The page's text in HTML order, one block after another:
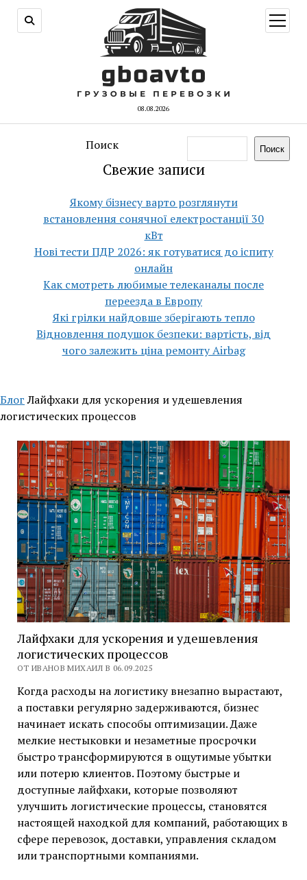
08.08.2026
меню
Поиск Поиск
Свежие записи
Якому бізнесу варто розглянути
встановлення сонячної електростанції 30
кВт
Нові тести ПДР 2026: як готуватися до іспиту
онлайн
Как смотреть любимые телеканалы после
переезда в Европу
Які грілки найдовше зберігають тепло
Відновлення подушок безпеки: вартість, від
чого залежить ціна ремонту Airbag
Блог Лайфхаки для ускорения и удешевления
логистических процессов
Лайфхаки для ускорения и удешевления
логистических процессов
ОТ ИВАНОВ МИХАИЛ В 06.09.2025
Когда расходы на логистику внезапно вырастают,
а поставки регулярно задерживаются, бизнес
начинает искать способы оптимизации. Даже
мелкие нестыковки и незаметные просрочки
быстро трансформируются в ощутимые убытки
или потерю клиентов. Поэтому быстрые и
доступные лайфхаки, которые позволяют
улучшить логистические процессы, становятся
настоящей находкой для компаний, работающих в
сфере перевозок, доставки, управления складом
или транспортными компаниями.